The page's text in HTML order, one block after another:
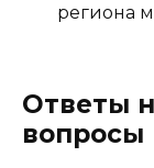
региона
Ответы
вопросы